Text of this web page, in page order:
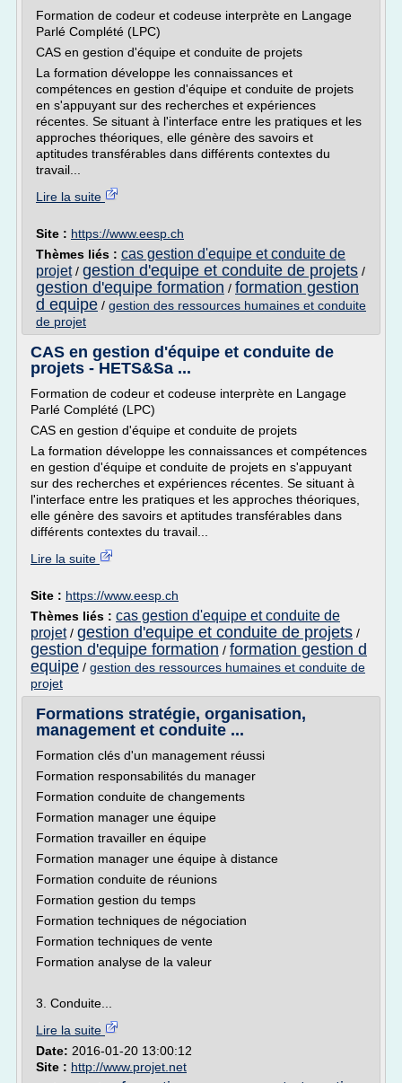
Formation de codeur et codeuse interprète en Langage
Parlé Complété (LPC)
CAS en gestion d'équipe et conduite de projets
La formation développe les connaissances et
compétences en gestion d'équipe et conduite de projets
en s'appuyant sur des recherches et expériences
récentes. Se situant à l'interface entre les pratiques et les
approches théoriques, elle génère des savoirs et
aptitudes transférables dans différents contextes du
travail...
Lire la suite
Site : https://www.eesp.ch
Thèmes liés : cas gestion d'equipe et conduite de
projet/ gestion d'equipe et conduite de projets /
gestion d'equipe formation / formation gestion
d equipe / gestion des ressources humaines et conduite
de projet
CAS en gestion d'équipe et conduite de
projets - HETS&Sa ...
Formation de codeur et codeuse interprète en Langage
Parlé Complété (LPC)
CAS en gestion d'équipe et conduite de projets
La formation développe les connaissances et compétences
en gestion d'équipe et conduite de projets en s'appuyant
sur des recherches et expériences récentes. Se situant à
l'interface entre les pratiques et les approches théoriques,
elle génère des savoirs et aptitudes transférables dans
différents contextes du travail...
Lire la suite
Site : https://www.eesp.ch
Thèmes liés : cas gestion d'equipe et conduite de
projet/ gestion d'equipe et conduite de projets /
gestion d'equipe formation / formation gestion d
equipe / gestion des ressources humaines et conduite de
projet
Formations stratégie, organisation,
management et conduite ...
Formation clés d'un management réussi
Formation responsabilités du manager
Formation conduite de changements
Formation manager une équipe
Formation travailler en équipe
Formation manager une équipe à distance
Formation conduite de réunions
Formation gestion du temps
Formation techniques de négociation
Formation techniques de vente
Formation analyse de la valeur
3. Conduite...
Lire la suite
Date: 2016-01-20 13:00:12
Site : http://www.projet.net